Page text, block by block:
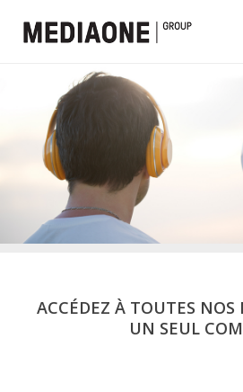
ACCÉDEZ À TOUTES NOS
UN SEUL